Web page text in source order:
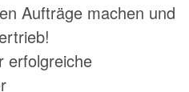
Aufträge machen und
erfolgreiche